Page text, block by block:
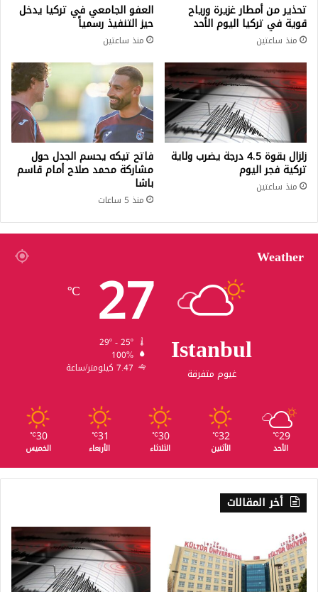
تحذير من أمطار غزيرة ورياح
قوية في تركيا اليوم الأحد
منذ ساعتين
العفو الجامعي في تركيا يدخل
حيز التنفيذ رسمياً
منذ ساعتين
زلزال بقوة 4.5 درجة يضرب ولاية
تركية فجر اليوم
منذ ساعتين
فاتح تيكه يحسم الجدل حول
مشاركة محمد صلاح أمام قاسم
باشا
منذ 5 ساعات
Weather
Istanbul
غيوم متفرقة
27
℃
100%
7.47 كيلومتر/ساعة
29
℃
الأحد
32
℃
الأثنين
30
℃
الثلاثاء
31
℃
الأربعاء
30
℃
الخميس
أخر المقالات